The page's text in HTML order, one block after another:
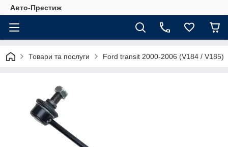
Авто-Престиж
Товари та послуги Ford transit 2000-2006 (V184 / V185)